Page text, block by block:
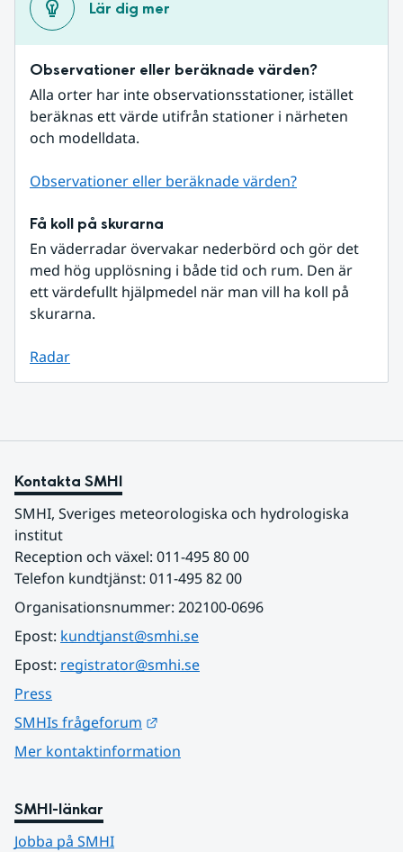
Lär dig mer
Observationer eller beräknade värden?
Alla orter har inte observationsstationer, istället
beräknas ett värde utifrån stationer i närheten
och modelldata.
Observationer eller beräknade värden?
Få koll på skurarna
En väderradar övervakar nederbörd och gör det
med hög upplösning i både tid och rum. Den är
ett värdefullt hjälpmedel när man vill ha koll på
skurarna.
Radar
Kontakta SMHI
SMHI, Sveriges meteorologiska och hydrologiska
institut
Reception och växel: 011-495 80 00
Telefon kundtjänst: 011-495 82 00
Organisationsnummer: 202100-0696
Epost: kundtjanst@smhi.se
Epost: registrator@smhi.se
Press
SMHIs frågeforum
Mer kontaktinformation
SMHI-länkar
Jobba på SMHI